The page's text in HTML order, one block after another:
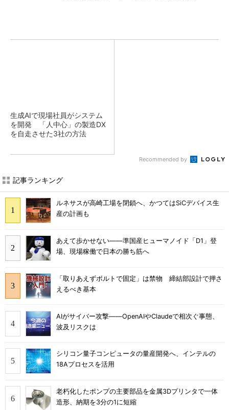
生成AIで現場社員がシステム
を開発 「人中心」の製造DX
を自走させた3社の方法
Recommended by
記事ランキング
ルネサスが高崎工場を閉鎖へ、かつてはSiCデバイス生
産の計画も
あえて歩かせない――準国産ヒューマノイド「D1」登
場、現場稼働で日本の勝ち筋へ
「取りあえずボルトで固定」は禁物 締結部設計で押さ
えるべき基本
AIがサイバー攻撃――OpenAIやClaudeで相次ぐ事態、
波及リスクは
シリコン量子コンピュータの量産開発へ、インテルの
18Aプロセスを活用
老朽化したポンプの主要部品を金属3Dプリンタで一体
造形、納期を3分の1に短縮